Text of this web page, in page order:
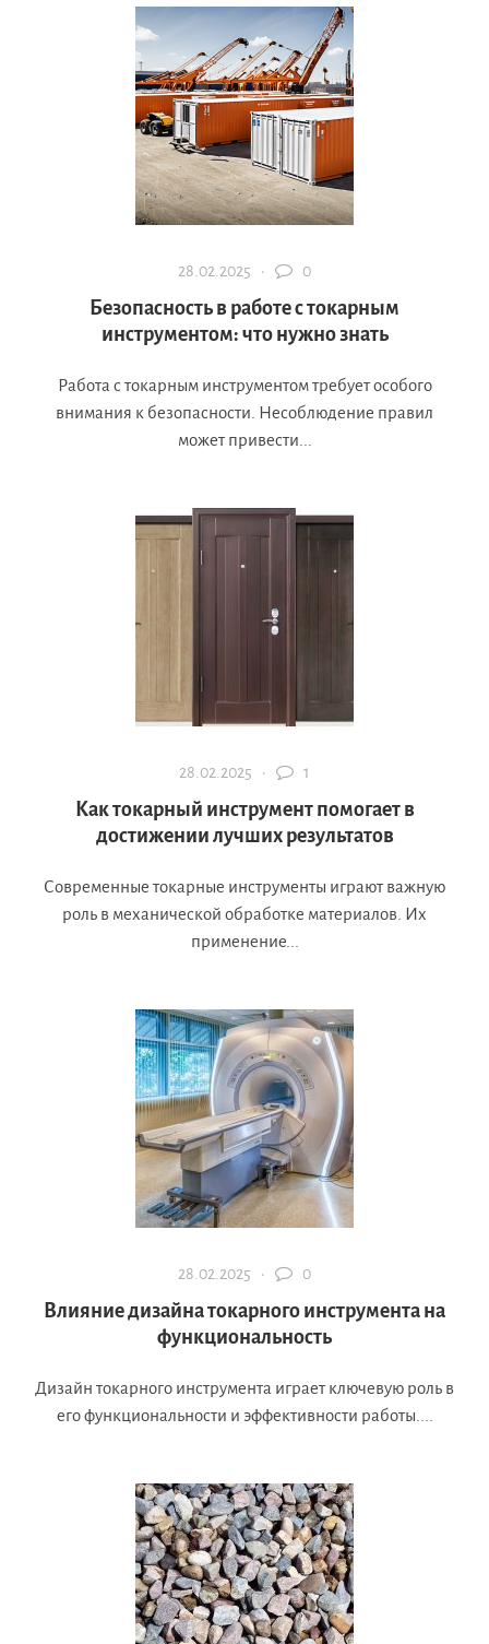
28.02.2025 · 0
Безопасность в работе с токарным
инструментом: что нужно знать
Работа с токарным инструментом требует особого
внимания к безопасности. Несоблюдение правил
может привести...
28.02.2025 · 1
Как токарный инструмент помогает в
достижении лучших результатов
Современные токарные инструменты играют важную
роль в механической обработке материалов. Их
применение...
28.02.2025 · 0
Влияние дизайна токарного инструмента на
функциональность
Дизайн токарного инструмента играет ключевую роль в
его функциональности и эффективности работы....